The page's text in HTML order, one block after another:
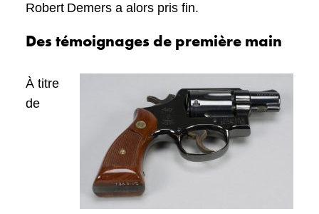
Robert Demers a alors pris fin.
Des témoignages de première main
À titre
de